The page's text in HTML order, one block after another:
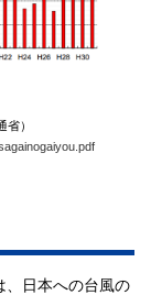
）
、日本への台風の